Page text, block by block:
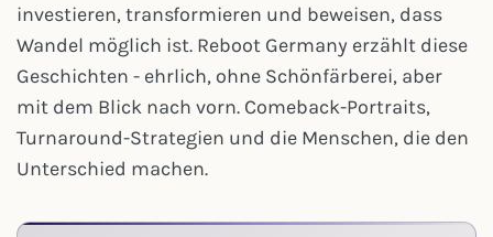
investieren, transformieren und beweisen, dass
Wandel möglich ist. Reboot Germany erzählt diese
Geschichten - ehrlich, ohne Schönfärberei, aber
mit dem Blick nach vorn. Comeback-Portraits,
Turnaround-Strategien und die Menschen, die den
Unterschied machen.